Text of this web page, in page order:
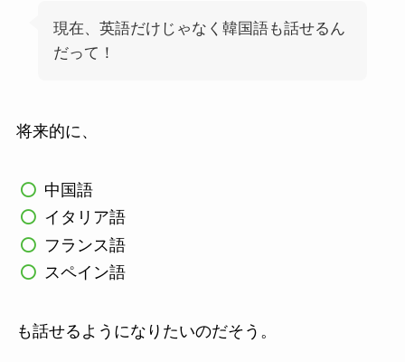
現在、英語だけじゃなく韓国語も話せるん
だって！
将来的に、
中国語
イタリア語
フランス語
スペイン語
も話せるようになりたいのだそう。